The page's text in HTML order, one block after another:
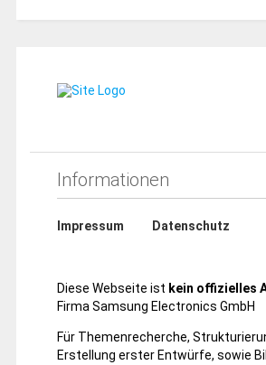
Informationen
Impressum Datenschutz
Diese Webseite ist kein offizielles
Firma Samsung Electronics GmbH
Für Themenrecherche,
Erstellung erster Entwürfe, sowie